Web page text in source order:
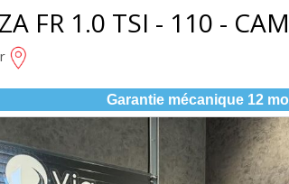
FR 1.0 TSI - 110 -
Garantie mécanique 12